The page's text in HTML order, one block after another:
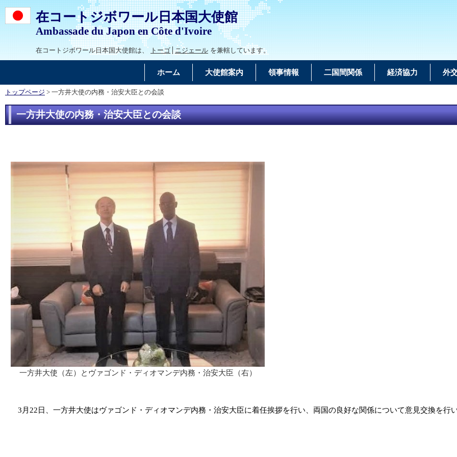
在コートジボワール日本国大使館
Ambassade du Japon en Côte d'Ivoire
在コートジボワール日本国大使館は、 トーゴ ニジェール を兼轄しています。
ホーム 大使館案内 領事情報 二国間関係 経済協力 外
トップページ > 一方井大使の内務・治安大臣との会談
一方井大使の内務・治安大臣との会談
一方井大使（左）とヴァゴンド・ディオマンデ内務・治安大臣（右）
3 月 22 日、一方井大使はヴァゴンド・ディオマンデ内務・治安大臣に着任挨拶を行い、両国の良好な関係について意見交換を行い